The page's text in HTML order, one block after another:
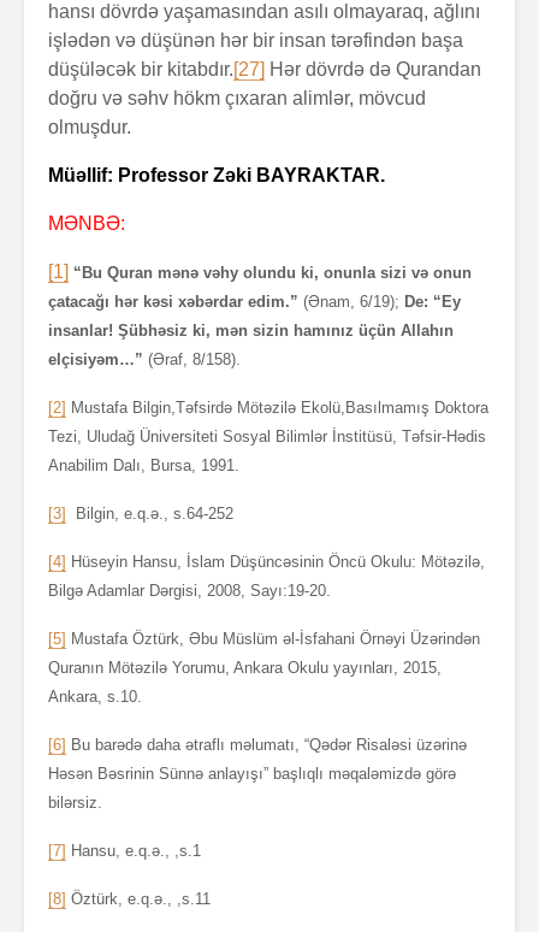
hansı dövrdə yaşamasından asılı olmayaraq, ağlını
işlədən və düşünən hər bir insan tərəfindən başa
düşüləcək bir kitabdır.[27] Hər dövrdə də Qurandan
doğru və səhv hökm çıxaran alimlər, mövcud
olmuşdur.
Müəllif: Professor Zəki BAYRAKTAR.
MƏNBƏ:
[1] “Bu Quran mənə vəhy olundu ki, onunla sizi və onun
çatacağı hər kəsi xəbərdar edim.” (Ənam, 6/19); De: “Ey
insanlar! Şübhəsiz ki, mən sizin hamınız üçün Allahın
elçisiyəm…” (Əraf, 8/158).
[2] Mustafa Bilgin,Təfsirdə Mötəzilə Ekolü,Basılmamış Doktora
Tezi, Uludağ Üniversiteti Sosyal Bilimlər İnstitüsü, Təfsir-Hədis
Anabilim Dalı, Bursa, 1991.
[3] Bilgin, e.q.ə., s.64-252
[4] Hüseyin Hansu, İslam Düşüncəsinin Öncü Okulu: Mötəzilə,
Bilgə Adamlar Dərgisi, 2008, Sayı:19-20.
[5] Mustafa Öztürk, Əbu Müslüm əl-İsfahani Örnəyi Üzərindən
Quranın Mötəzilə Yorumu, Ankara Okulu yayınları, 2015,
Ankara, s.10.
[6] Bu barədə daha ətraflı məlumatı, “Qədər Risaləsi üzərinə
Həsən Bəsrinin Sünnə anlayışı” başlıqlı məqaləmizdə görə
bilərsiz.
[7] Hansu, e.q.ə., ,s.1
[8] Öztürk, e.q.ə., ,s.11